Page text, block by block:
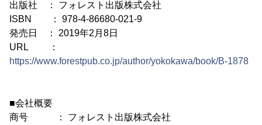
出版社 ： フォレスト出版株式会社
ISBN ： 978-4-86680-021-9
発売日 ： 2019年2月8日
URL ：
https://www.forestpub.co.jp/author/yokokawa/book/B-1878
■会社概要
商号 ： フォレスト出版株式会社